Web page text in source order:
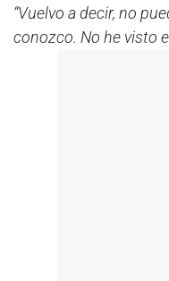
“Vuelvo a decir, no
conozco. No he visto